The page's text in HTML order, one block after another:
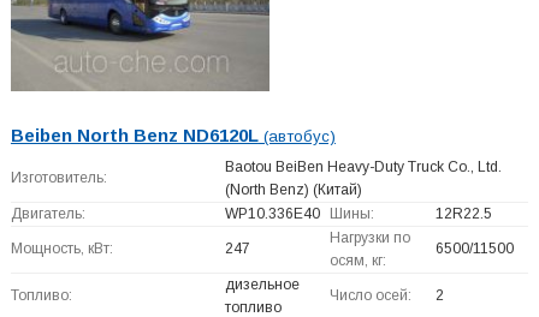
Beiben North Benz ND6120L(автобус)
Изготовитель:
Baotou BeiBen Heavy-Duty Truck Co., Ltd.
(North Benz) (Китай)
Двигатель:
WP10.336E40 Шины: 12R22.5
Мощность, кВт: 247
Нагрузки по
осям, кг:
6500/11500
Топливо:
дизельное
топливо
Число осей: 2